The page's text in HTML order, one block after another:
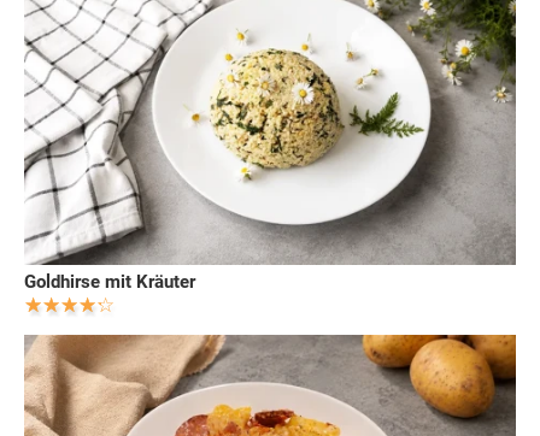
Goldhirse mit Kräuter